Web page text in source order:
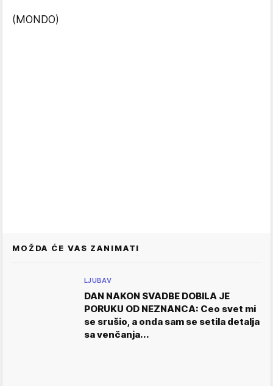
(MONDO)
MOŽDA ĆE VAS ZANIMATI
LJUBAV
DAN NAKON SVADBE DOBILA JE
PORUKU OD NEZNANCA: Ceo svet mi
se srušio, a onda sam se setila detalja
sa venčanja...